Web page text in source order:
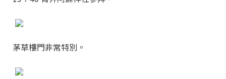
茅草樓門非常特別。